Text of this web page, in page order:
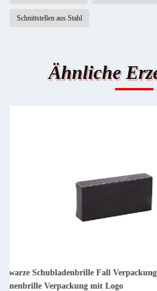
Schnittstellen aus Stahl
Ähnliche
Großhandel angepasste Lash
Quadrat Klar Bling Augen Lashes